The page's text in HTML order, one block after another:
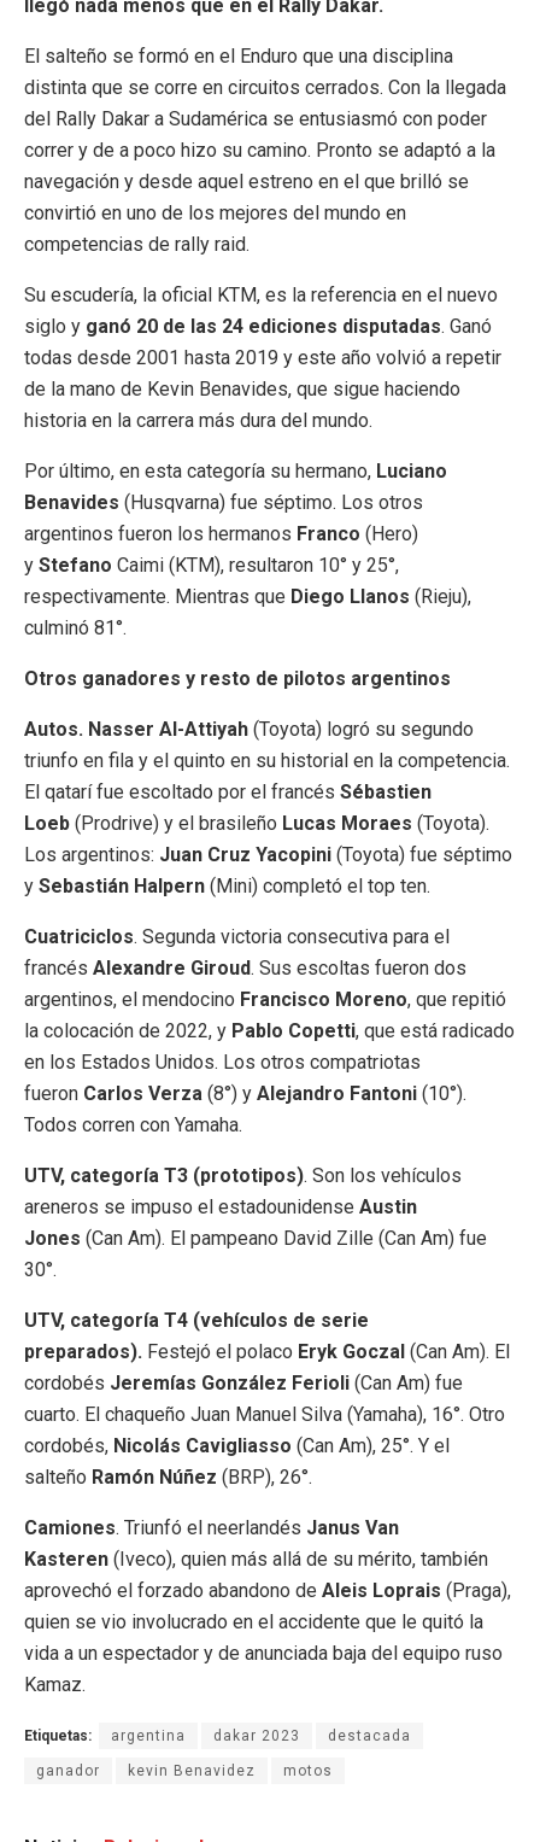
llegó nada menos que en el Rally Dakar.
El salteño se formó en el Enduro que una disciplina
distinta que se corre en circuitos cerrados. Con la llegada
del Rally Dakar a Sudamérica se entusiasmó con poder
correr y de a poco hizo su camino. Pronto se adaptó a la
navegación y desde aquel estreno en el que brilló se
convirtió en uno de los mejores del mundo en
competencias de rally raid.
Su escudería, la oficial KTM, es la referencia en el nuevo
siglo y ganó 20 de las 24 ediciones disputadas. Ganó
todas desde 2001 hasta 2019 y este año volvió a repetir
de la mano de Kevin Benavides, que sigue haciendo
historia en la carrera más dura del mundo.
Por último, en esta categoría su hermano, Luciano
Benavides (Husqvarna) fue séptimo. Los otros
argentinos fueron los hermanos Franco (Hero)
y Stefano Caimi (KTM), resultaron 10° y 25°,
respectivamente. Mientras que Diego Llanos (Rieju),
culminó 81°.
Otros ganadores y resto de pilotos argentinos
Autos. Nasser Al-Attiyah (Toyota) logró su segundo
triunfo en fila y el quinto en su historial en la competencia.
El qatarí fue escoltado por el francés Sébastien
Loeb (Prodrive) y el brasileño Lucas Moraes (Toyota).
Los argentinos: Juan Cruz Yacopini (Toyota) fue séptimo
y Sebastián Halpern (Mini) completó el top ten.
Cuatriciclos. Segunda victoria consecutiva para el
francés Alexandre Giroud. Sus escoltas fueron dos
argentinos, el mendocino Francisco Moreno, que repitió
la colocación de 2022, y Pablo Copetti, que está radicado
en los Estados Unidos. Los otros compatriotas
fueron Carlos Verza (8°) y Alejandro Fantoni (10°).
Todos corren con Yamaha.
UTV, categoría T3 (prototipos). Son los vehículos
areneros se impuso el estadounidense Austin
Jones (Can Am). El pampeano David Zille (Can Am) fue
30°.
UTV, categoría T4 (vehículos de serie
preparados). Festejó el polaco Eryk Goczal (Can Am). El
cordobés Jeremías González Ferioli (Can Am) fue
cuarto. El chaqueño Juan Manuel Silva (Yamaha), 16°. Otro
cordobés, Nicolás Cavigliasso (Can Am), 25°. Y el
salteño Ramón Núñez (BRP), 26°.
Camiones. Triunfó el neerlandés Janus Van
Kasteren (Iveco), quien más allá de su mérito, también
aprovechó el forzado abandono de Aleis Loprais (Praga),
quien se vio involucrado en el accidente que le quitó la
vida a un espectador y de anunciada baja del equipo ruso
Kamaz.
Etiquetas: argentina dakar 2023 destacada
ganador kevin Benavidez motos